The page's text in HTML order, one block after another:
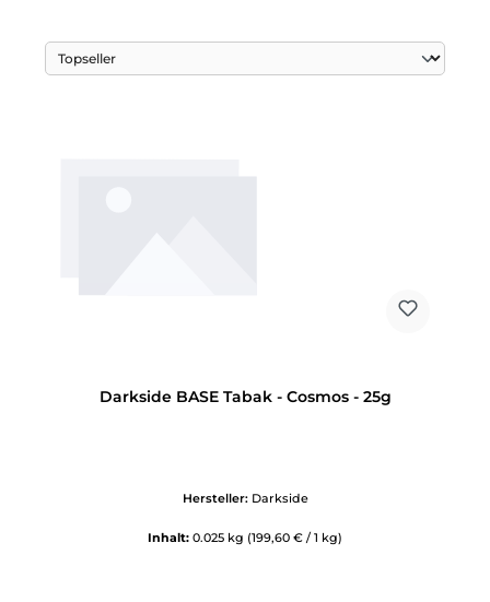
Darkside BASE Tabak - Cosmos - 25g
Hersteller: Darkside
Inhalt: 0.025 kg (199,60 € / 1 kg)